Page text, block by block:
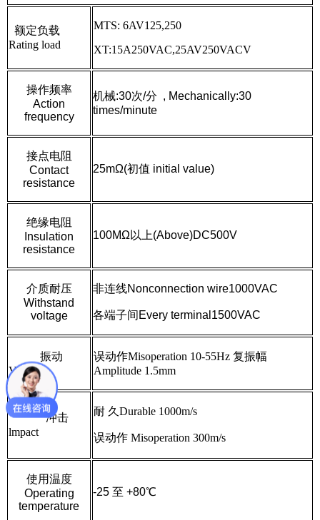
额定负载
Rating load
MTS: 6AV125,250
XT:15A250VAC,25AV250VACV
操作频率
Action
frequency
机械:30次/分 , Mechanically:30
times/minute
接点电阻
Contact
resistance
25mΩ(初值 initial value)
绝缘电阻
Insulation
resistance
100MΩ 以上(Above)DC500V
介质耐压
Withstand
voltage
非连线Nonconnection wire1000VAC
各端子间Every terminal1500VAC
振动
Vibration
误动作Misoperation 10-55Hz 复振幅
Amplitude 1.5mm
冲击
lmpact
耐 久Durable 1000m/s
误动作 Misoperation 300m/s
使用温度
Operating
temperature
-25 至 +80℃